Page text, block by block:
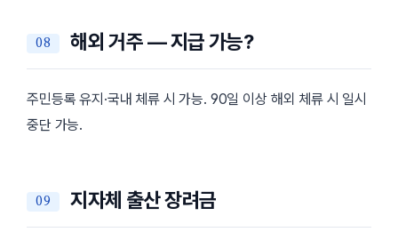
해외 거주 — 지급 가능?
주민등록 유지·국내 체류 시 가능. 90일 이상 해외 체류 시 일시
중단 가능.
지자체 출산 장려금